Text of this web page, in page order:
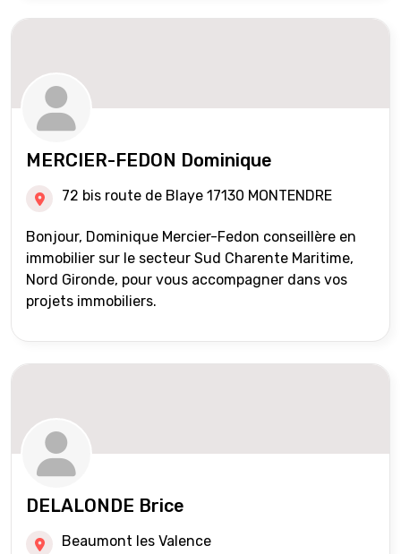
MERCIER-FEDON Dominique
72 bis route de Blaye 17130 MONTENDRE
Bonjour, Dominique Mercier-Fedon conseillère en
immobilier sur le secteur Sud Charente Maritime,
Nord Gironde, pour vous accompagner dans vos
projets immobiliers.
DELALONDE Brice
Beaumont les Valence